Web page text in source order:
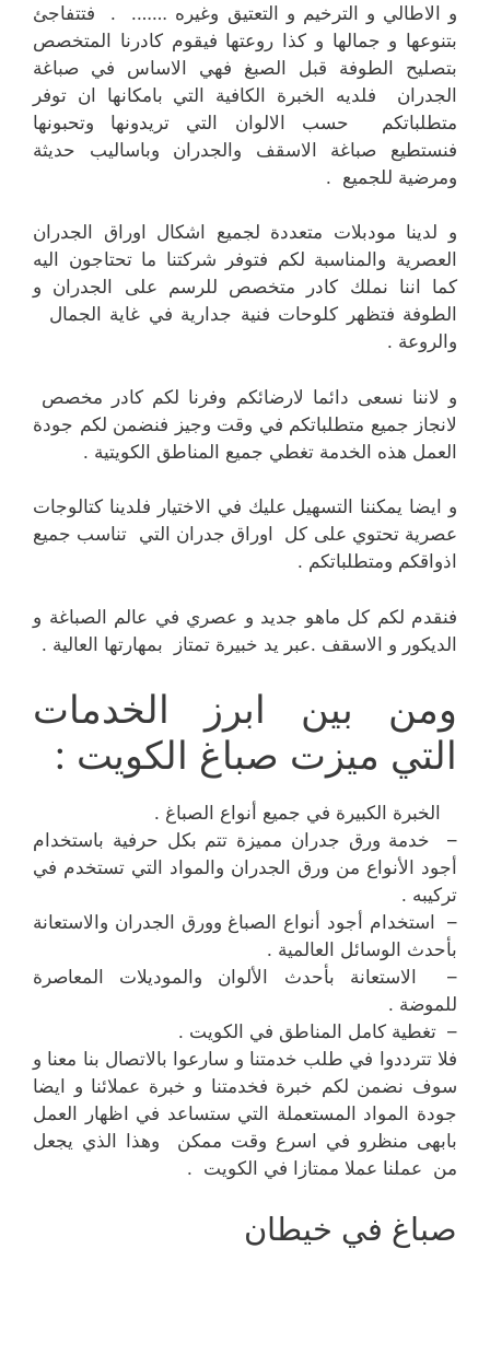
و الاطالي و الترخيم و التعتيق وغيره ……. . فتتفاجئ
بتنوعها و جمالها و كذا روعتها فيقوم كادرنا المتخصص
بتصليح الطوفة قبل الصبغ فهي الاساس في صباغة
الجدران فلديه الخبرة الكافية التي بامكانها ان توفر
متطلباتكم حسب الالوان التي تريدونها وتحبونها
فنستطيع صباغة الاسقف والجدران وباساليب حديثة
ومرضية للجميع .
و لدينا مودبلات متعددة لجميع اشكال اوراق الجدران
العصرية والمناسبة لكم فتوفر شركتنا ما تحتاجون اليه
كما اننا نملك كادر متخصص للرسم على الجدران و
الطوفة فتظهر كلوحات فنية جدارية في غاية الجمال
والروعة .
و لاننا نسعى دائما لارضائكم وفرنا لكم كادر مخصص
لانجاز جميع متطلباتكم في وقت وجيز فنضمن لكم جودة
العمل هذه الخدمة تغطي جميع المناطق الكويتية .
و ايضا يمكننا التسهيل عليك في الاختيار فلدينا كتالوجات
عصرية تحتوي على كل اوراق جدران التي تناسب جميع
اذواقكم ومتطلباتكم .
فنقدم لكم كل ماهو جديد و عصري في عالم الصباغة و
الديكور و الاسقف .عبر يد خبيرة تمتاز بمهارتها العالية .
ومن بين ابرز الخدمات
التي ميزت صباغ الكويت :
الخبرة الكبيرة في جميع أنواع الصباغ .
– خدمة ورق جدران مميزة تتم بكل حرفية باستخدام
أجود الأنواع من ورق الجدران والمواد التي تستخدم في
تركيبه .
– استخدام أجود أنواع الصباغ وورق الجدران والاستعانة
بأحدث الوسائل العالمية .
– الاستعانة بأحدث الألوان والموديلات المعاصرة
للموضة .
– تغطية كامل المناطق في الكويت .
فلا تترددوا في طلب خدمتنا و سارعوا بالاتصال بنا معنا و
سوف نضمن لكم خبرة فخدمتنا و خبرة عملائنا و ايضا
جودة المواد المستعملة التي ستساعد في اظهار العمل
بابهى منظرو في اسرع وقت ممكن وهذا الذي يجعل
من عملنا عملا ممتازا في الكويت .
صباغ في خيطان